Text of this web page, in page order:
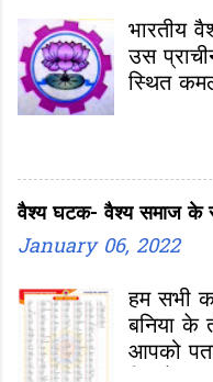
भारतीय
उस
स्थित
समृद्ध
प्रख्यात
में हैं।
कारण यह
वैश्य घटक- वैश्य समाज के
January 06, 2022
हम सभी
बनिया के
आपको